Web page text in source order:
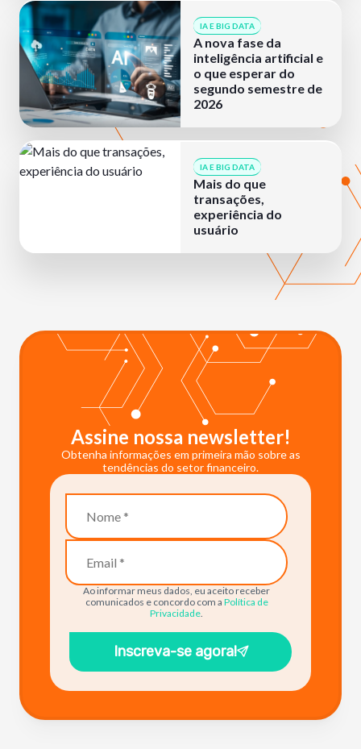
IA E BIG DATA
A nova fase da
inteligência artificial e
o que esperar do
segundo semestre de
2026
IA E BIG DATA
Mais do que
transações,
experiência do
usuário
Assine nossa newsletter!
Obtenha informações em primeira mão sobre as
tendências do setor financeiro.
Ao informar meus dados, eu aceito receber
comunicados e concordo com a Política de
Privacidade.
Inscreva-se agora!